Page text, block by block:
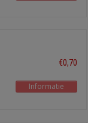
€0,70
Informatie